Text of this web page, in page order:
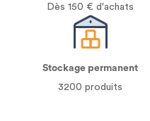
Dès 150 € d'achats
Stockage permanent
3200 produits